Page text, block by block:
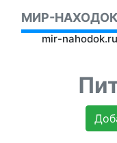
МИР-
mir-nahodok.ru